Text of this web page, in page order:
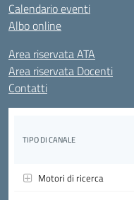
Calendario eventi
Albo online
Area riservata ATA
Area riservata Docenti
Contatti